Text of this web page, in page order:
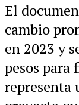
El
cambio
en 2023 y
pesos para
representa